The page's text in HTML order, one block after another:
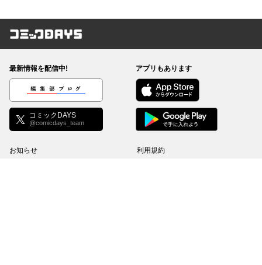
コミックDAYS
最新情報を配信中!
編集部ブログ
コミックDAYS
@comicdays_team
アプリもあります
お知らせ
利用規約